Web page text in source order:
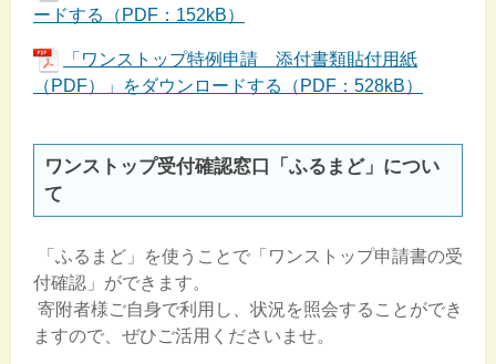
ードする（PDF：152kB）
「ワンストップ特例申請 添付書類貼付用紙
（PDF）」をダウンロードする（PDF：528kB）
ワンストップ受付確認窓口「ふるまど」につい
て
「ふるまど」を使うことで「ワンストップ申請書の受
付確認」ができます。
寄附者様ご自身で利用し、状況を照会することができ
ますので、ぜひご活用くださいませ。